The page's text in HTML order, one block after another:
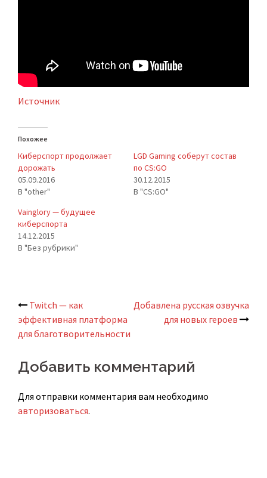
Источник
Похожее
Киберспорт продолжает
дорожать
05.09.2016
В "other"
LGD Gaming соберут состав
по CS:GO
30.12.2015
В "CS:GO"
Vainglory — будущее
киберспорта
14.12.2015
В "Без рубрики"
Навигация
по
записям
Twitch — как
эффективная платформа
для благотворительности
Добавлена русская озвучка
для новых героев
Добавить комментарий
Для отправки комментария вам необходимо
авторизоваться.